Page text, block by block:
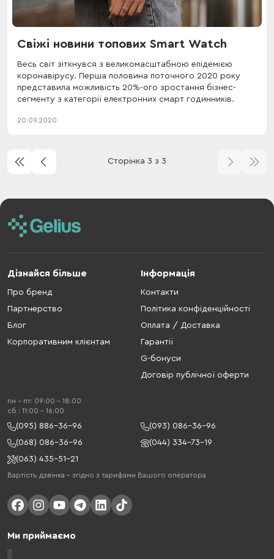
Свіжі новини топових Smart Watch
Весь світ зіткнувся з великомасштабною епідемією
коронавірусу. Перша половина поточного 2020 року
представила можливість 20%-ого зростання бізнес-
сегменту з категорії електронних смарт годинників.
20.09.2020
Сторінка 3 з 3
Дізнайся більше
Про бренд
Партнерство
Блог
Корпоративним клієнтам
Інформація
Контакти
Політика конфіденційності
Оплата / Доставка
Гарантії
G-бонуси
Договір публічної оферти
пн - пт: 09:00 - 18:00
cб : 11:00 - 16:00
(095) 886-36-96
(093) 086-36-96
(068) 086-36-96
(044) 334-73-19
(063) 435-51-21
Вартість дзвінка – згідно з тарифами Вашого оператора
Ми приймаємо